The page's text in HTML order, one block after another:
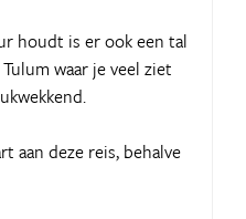
houdt is er ook een tal
waar je veel ziet
aan deze reis, behalve